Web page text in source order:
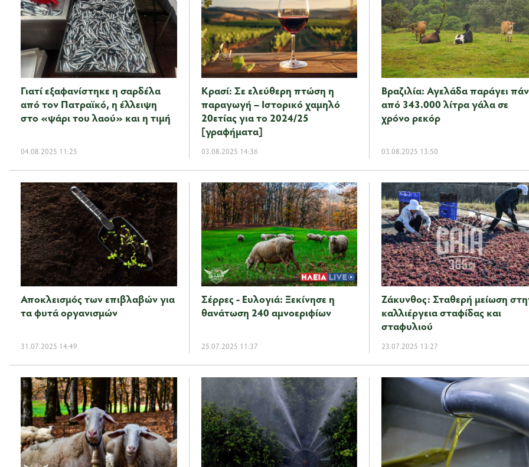
Γιατί εξαφανίστηκε η σαρδέλα
από τον Πατραϊκό, η έλλειψη
στο «ψάρι του λαού» και η τιμή
04.08.2025 11:25
Κρασί: Σε ελεύθερη πτώση η
παραγωγή – Ιστορικό χαμηλό
20ετίας για το 2024/25
[γραφήματα]
03.08.2025 14:36
Βραζιλία: Αγελάδα παράγει
από 343.000 λίτρα γάλα σε
χρόνο ρεκόρ
03.08.2025 13:50
Αποκλεισμός των επιβλαβών για
τα φυτά οργανισμών
31.07.2025 14:49
Σέρρες - Ευλογιά: Ξεκίνησε η
θανάτωση 240 αμνοεριφίων
25.07.2025 11:37
Ζάκυνθος: Σταθερή μείωση
καλλιέργεια σταφίδας και
σταφυλιού
23.07.2025 13:27